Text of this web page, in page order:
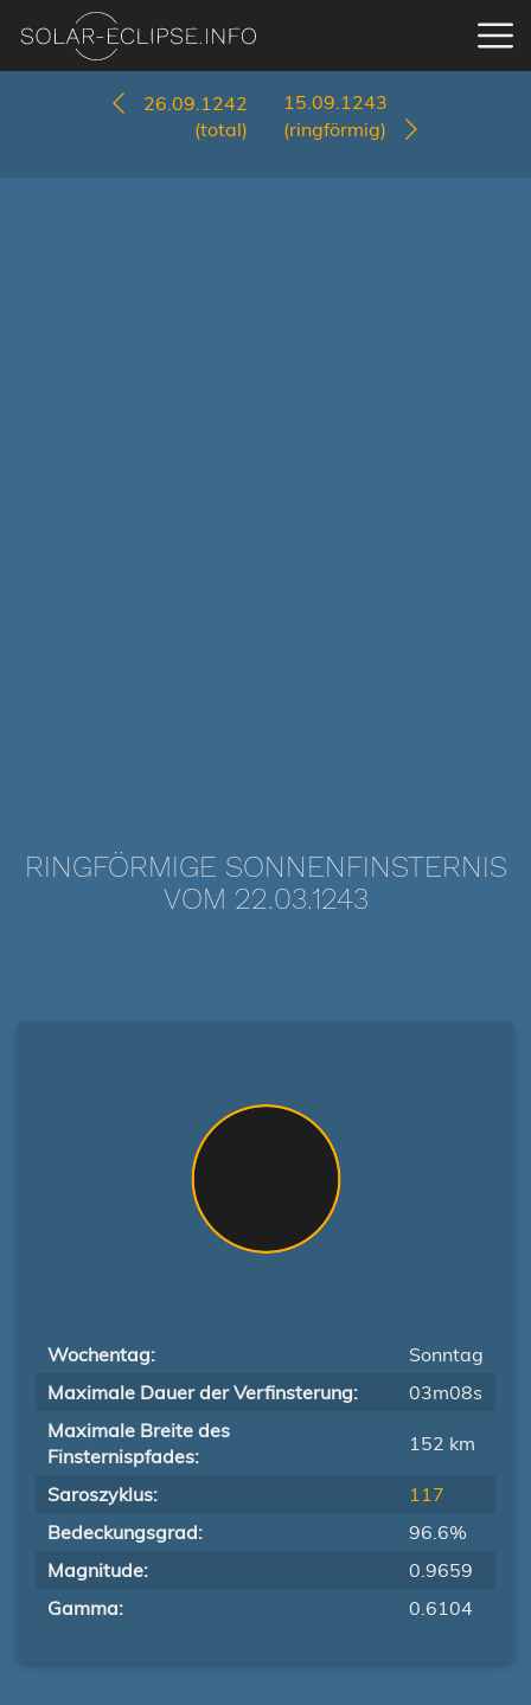
26.09.1242
(total)
15.09.1243
(ringförmig)
RINGFÖRMIGE SONNENFINSTERNIS
VOM 22.03.1243
Wochentag:
Sonntag
Maximale Dauer der Verfinsterung:
03m08s
Maximale Breite des
Finsternispfades:
152 km
Saroszyklus:
117
Bedeckungsgrad:
96.6%
Magnitude:
0.9659
Gamma:
0.6104